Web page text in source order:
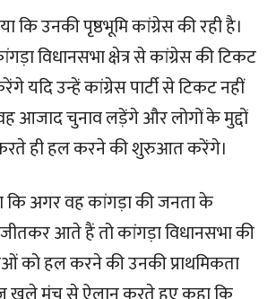
कि उनकी पृष्ठभूमि कांग्रेस की रही है।
विधानसभा क्षेत्र से कांग्रेस की टिकट
उन्हें कांग्रेस पार्टी से टिकट नहीं
आजाद चुनाव लड़ेंगे और लोगों के मुद्दों
ही हल करने की शुरुआत करेंगे।
कि अगर वह कांगड़ा की जनता के
आते हैं तो कांगड़ा विधानसभा की
को हल करने की उनकी प्राथमिकता